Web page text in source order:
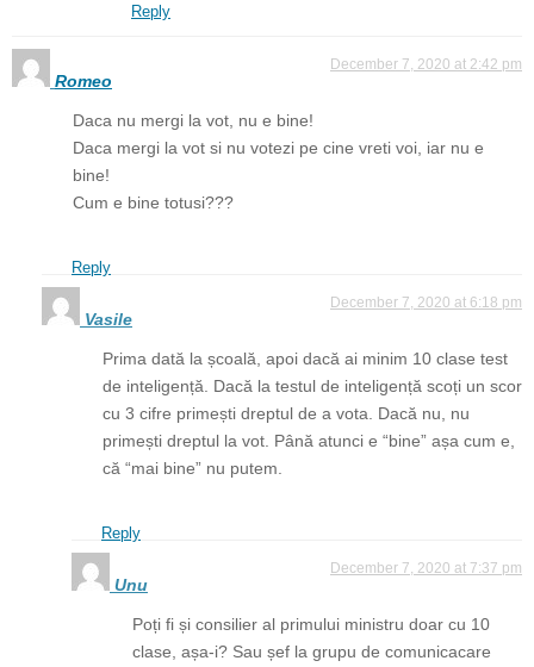
Reply
Romeo
December 7, 2020 at 2:42 pm
Daca nu mergi la vot, nu e bine!
Daca mergi la vot si nu votezi pe cine vreti voi, iar nu e
bine!
Cum e bine totusi???
Reply
Vasile
December 7, 2020 at 6:18 pm
Prima dată la școală, apoi dacă ai minim 10 clase test
de inteligență. Dacă la testul de inteligență scoți un scor
cu 3 cifre primești dreptul de a vota. Dacă nu, nu
primești dreptul la vot. Până atunci e “bine” așa cum e,
că “mai bine” nu putem.
Reply
Unu
December 7, 2020 at 7:37 pm
Poți fi și consilier al primului ministru doar cu 10
clase, așa-i? Sau șef la grupu de comunicacare